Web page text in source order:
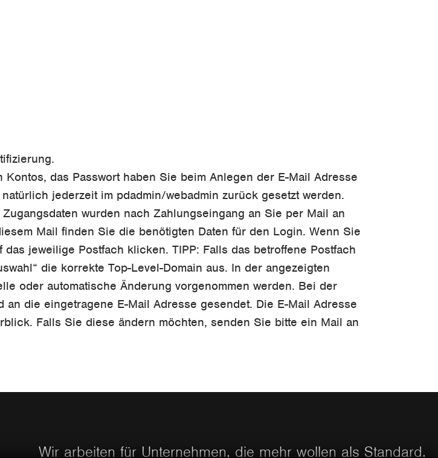
das Passwort haben Sie beim Anlegen der E-Mail Adresse
jederzeit im pdadmin/webadmin zurück gesetzt werden.
wurden nach Zahlungseingang an Sie per Mail an
Mail finden Sie die benötigten Daten für den Login. Wenn Sie
jeweilige Postfach klicken. TIPP: Falls das betroffene Postfach
die korrekte Top-Level-Domain aus. In der angezeigten
oder automatische Änderung vorgenommen werden. Bei der
die eingetragene E-Mail Adresse gesendet. Die E-Mail Adresse
Falls Sie diese ändern möchten, senden Sie bitte ein Mail an
Wir arbeiten für Unternehmen, die mehr wollen als Standard.